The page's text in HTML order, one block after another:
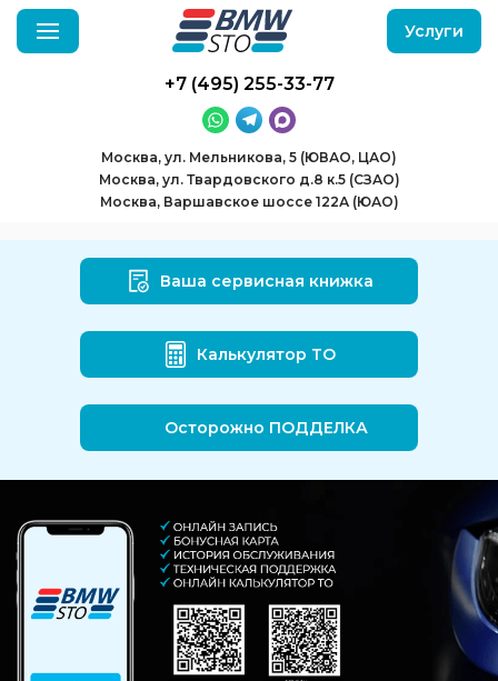
+7 (495) 255-33-77
Москва, ул. Мельникова, 5 (ЮВАО, ЦАО)
Москва, ул. Твардовского д.8 к.5 (СЗАО)
Москва, Варшавское шоссе 122А (ЮАО)
Услуги
Ваша сервисная книжка
Калькулятор ТО
Осторожно ПОДДЕЛКА